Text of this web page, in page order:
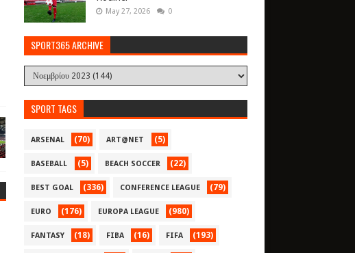
May 27, 2026 0
SPORT365 ARCHIVE
SPORT TAGS
ARSENAL (70) ART@NET (5)
BASEBALL (5) BEACH SOCCER (22)
BEST GOAL (336) CONFERENCE LEAGUE (79)
EURO (176) EUROPA LEAGUE (980)
FANTASY (18) FIBA (16) FIFA (193)